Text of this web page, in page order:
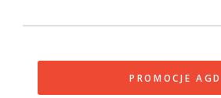
PROMOCJE AGD